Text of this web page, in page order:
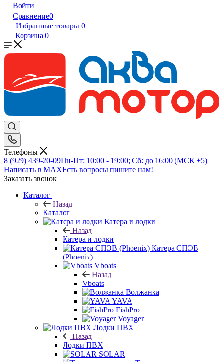
Войти
Сравнение0
Избранные товары 0
Корзина 0
Телефоны
8 (929) 439-20-09Пн-Пт: 10:00 - 19:00; Сб: до 16:00 (МСК +5)
Написать в MAXЕсть вопросы пишите нам!
Заказать звонок
Каталог
Назад
Каталог
Катера и лодки
Назад
Катера и лодки
Катера СПЭВ
(Phoenix)
Vboats
Назад
Vboats
Волжанка
YAVA
FishPro
Voyager
Лодки ПВХ
Назад
Лодки ПВХ
SOLAR